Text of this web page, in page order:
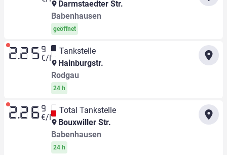
Darmstaedter Str.
Babenhausen
geöffnet
2.25 9
€/l
Tankstelle
Hainburgstr.
Rodgau
24 h
2.26 9
€/l
Total Tankstelle
Bouxwiller Str.
Babenhausen
24 h